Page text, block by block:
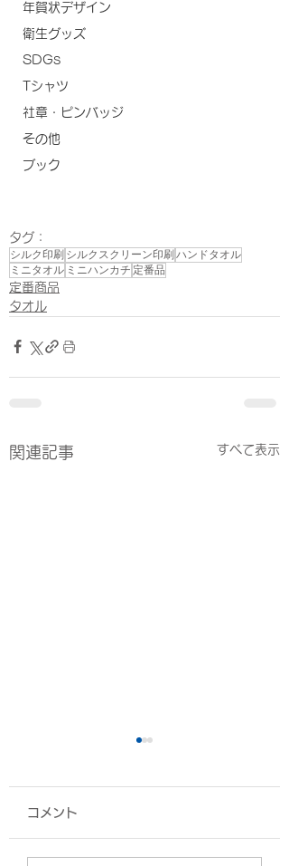
年賀状デザイン
衛生グッズ
SDGs
Tシャツ
社章・ピンバッジ
その他
ブック
タグ：
シルク印刷 シルクスクリーン印刷 ハンドタオル
ミニタオル ミニハンカチ 定番品
定番商品
タオル
関連記事 すべて表示
コメント